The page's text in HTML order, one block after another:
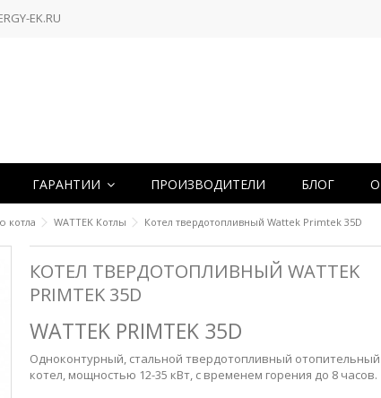
EK.RU
ГАРАНТИИ ПРОИЗВОДИТЕЛИ БЛОГ
котла WATTEK Котлы Котел твердотопливный Wattek Primtek 35D
КОТЕЛ ТВЕРДОТОПЛИВНЫЙ WATTEK
PRIMTEK 35D
WATTEK PRIMTEK 35D
Одноконтурный, стальной твердотопливный отопительный
котел, мощностью 12-35 кВт, с временем горения до 8 часов.